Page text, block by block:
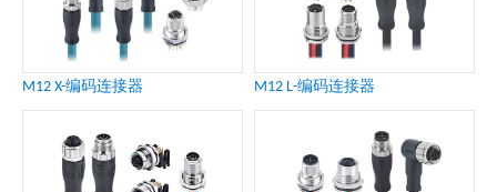
M12 X-编码连接器 M12 L-编码连接器